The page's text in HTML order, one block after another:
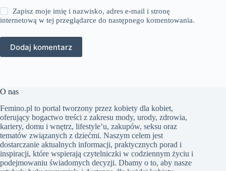
Zapisz moje imię i nazwisko, adres e-mail i stronę
internetową w tej przeglądarce do następnego komentowania.
Dodaj komentarz
O nas
Femino.pl to portal tworzony przez kobiety dla kobiet,
oferujący bogactwo treści z zakresu mody, urody, zdrowia,
kariery, domu i wnętrz, lifestyle’u, zakupów, seksu oraz
tematów związanych z dziećmi. Naszym celem jest
dostarczanie aktualnych informacji, praktycznych porad i
inspiracji, które wspierają czytelniczki w codziennym życiu i
podejmowaniu świadomych decyzji. Dbamy o to, aby nasze